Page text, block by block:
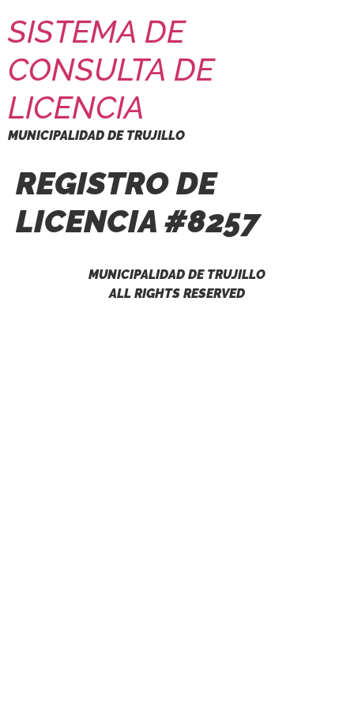
SISTEMA DE
CONSULTA DE
LICENCIA
MUNICIPALIDAD DE TRUJILLO
REGISTRO DE
LICENCIA #8257
MUNICIPALIDAD DE TRUJILLO
ALL RIGHTS RESERVED